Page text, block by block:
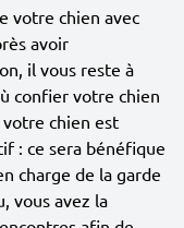
votre chien avec
avoir
il vous reste à
confier votre chien
votre chien est
: ce sera bénéfique
charge de la garde
vous avez la